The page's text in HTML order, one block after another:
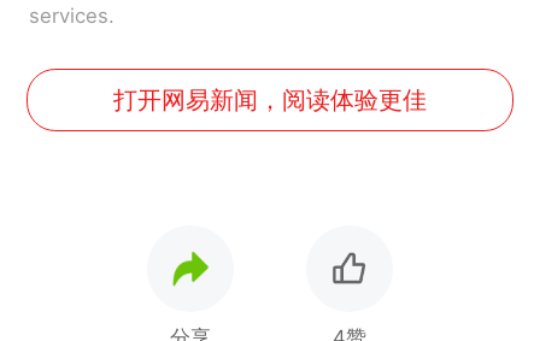
services.
打开网易新闻，阅读体验更佳